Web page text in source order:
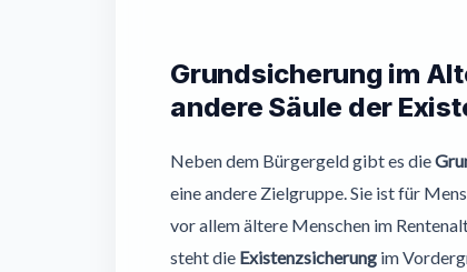
Grundsicherung im
andere Säule der
Neben dem Bürgergeld gibt es die
eine andere Zielgruppe. Sie ist für
vor allem ältere Menschen im
steht die Existenzsicherung im